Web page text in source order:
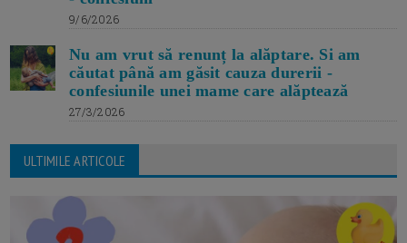
9/6/2026
Nu am vrut să renunț la alăptare. Si am
căutat până am găsit cauza durerii -
confesiunile unei mame care alăptează
27/3/2026
ULTIMILE ARTICOLE